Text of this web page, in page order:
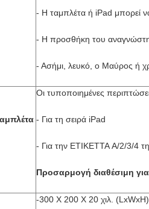
- Η ταμπλέτα ή iPad μπορεί
- Η προσθήκη του αναγνώστη
- Ασήμι, λευκό, ο Μαύρος ή
Οι τυποποιημένες
- Για τη σειρά iPad
- Για την ΕΤΙΚΕΤΤΑ A/2/3/4
Προσαρμογή διαθέσιμη
-300 X 200 X 20 χιλ. (LxWxH)